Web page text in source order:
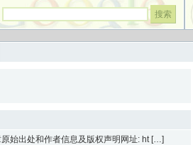
始出处和作者信息及版权声明网址: ht […]